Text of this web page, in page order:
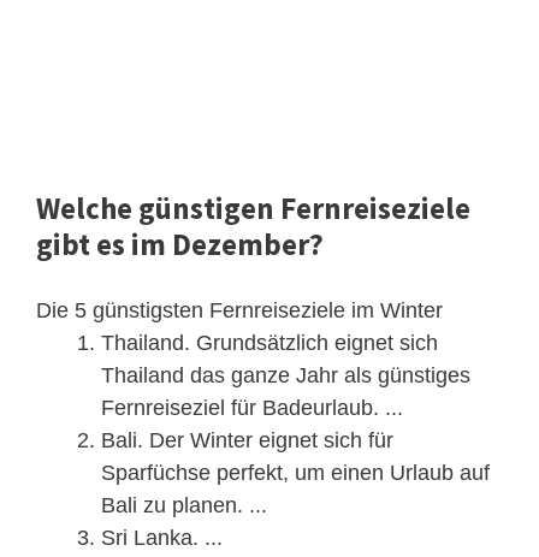
Welche günstigen Fernreiseziele
gibt es im Dezember?
Die 5 günstigsten Fernreiseziele im Winter
Thailand. Grundsätzlich eignet sich
Thailand das ganze Jahr als günstiges
Fernreiseziel für Badeurlaub. ...
Bali. Der Winter eignet sich für
Sparfüchse perfekt, um einen Urlaub auf
Bali zu planen. ...
Sri Lanka. ...